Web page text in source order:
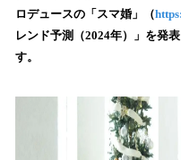
を
読
込
ロデュースの「スマ婚」（
レンド予測（2024年）」を発
す。